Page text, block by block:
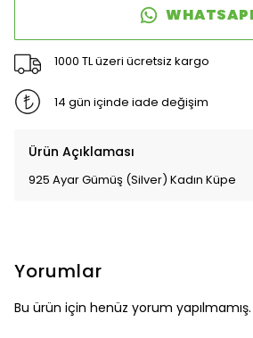
1000 TL üzeri ücretsiz kargo
14 gün içinde iade değişim
Ürün Açıklaması
925 Ayar Gümüş (Silver) Kadın Küpe
Yorumlar
Bu ürün için henüz yorum yapılmamış.